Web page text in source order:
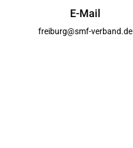
E-Mail
freiburg@smf-verband.de